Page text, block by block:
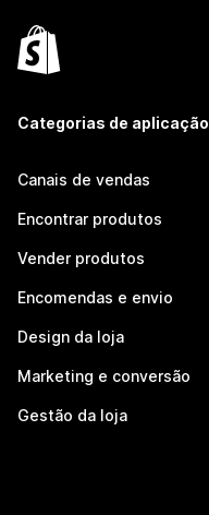
Categorias de aplicação
Canais de vendas
Encontrar produtos
Vender produtos
Encomendas e envio
Design da loja
Marketing e conversão
Gestão da loja